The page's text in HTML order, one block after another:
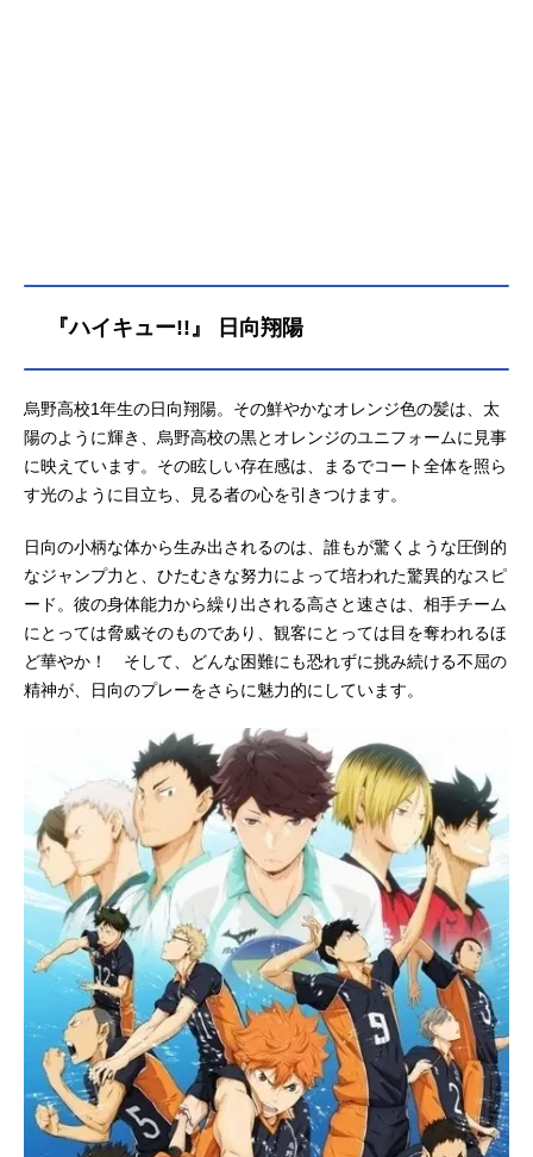
『ハイキュー!!』 日向翔陽
烏野高校1年生の日向翔陽。その鮮やかなオレンジ色の髪は、太
陽のように輝き、烏野高校の黒とオレンジのユニフォームに見事
に映えています。その眩しい存在感は、まるでコート全体を照ら
す光のように目立ち、見る者の心を引きつけます。
日向の小柄な体から生み出されるのは、誰もが驚くような圧倒的
なジャンプ力と、ひたむきな努力によって培われた驚異的なスピ
ード。彼の身体能力から繰り出される高さと速さは、相手チーム
にとっては脅威そのものであり、観客にとっては目を奪われるほ
ど華やか！ そして、どんな困難にも恐れずに挑み続ける不屈の
精神が、日向のプレーをさらに魅力的にしています。